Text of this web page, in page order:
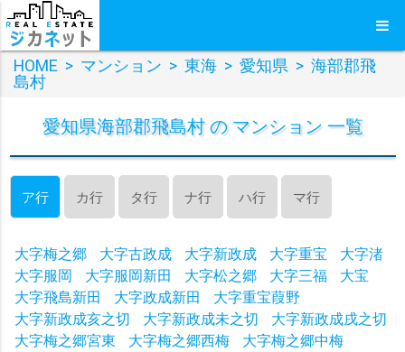
HOME > マンション > 東海 > 愛知県 > 海部郡飛
島村
愛知県海部郡飛島村 の マンション 一覧
ア行 カ行 タ行 ナ行 ハ行 マ行
大字梅之郷 大字古政成 大字新政成 大字重宝
大字渚
大字服岡
大字服岡新田 大字松之郷 大字三福
大宝
大字飛島新田
大字政成新田
大字重宝葭野
大字新政成亥之切
大字新政成未之切
大字新政成戌之切
大字梅之郷宮東
大字梅之郷西梅
大字梅之郷中梅